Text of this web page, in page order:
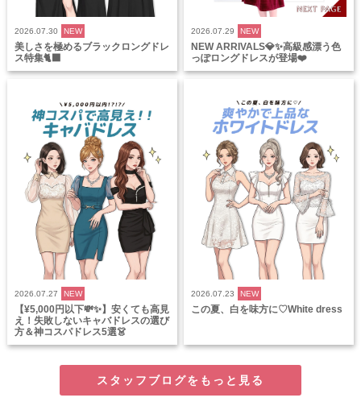
2026.07.30 NEW
美しさを極めるブラックロングドレ
ス特集🐈‍⬛
2026.07.29 NEW
NEW ARRIVALS💎✨高級感漂う色
っぽロングドレスが登場❤️
2026.07.27 NEW
【¥5,000円以下💸✨】安くても高見
え！失敗しないキャバドレスの選び
方＆神コスパドレス5選👗
2026.07.23 NEW
この夏、白を味方に♡White dress
スタッフブログをもっと見る